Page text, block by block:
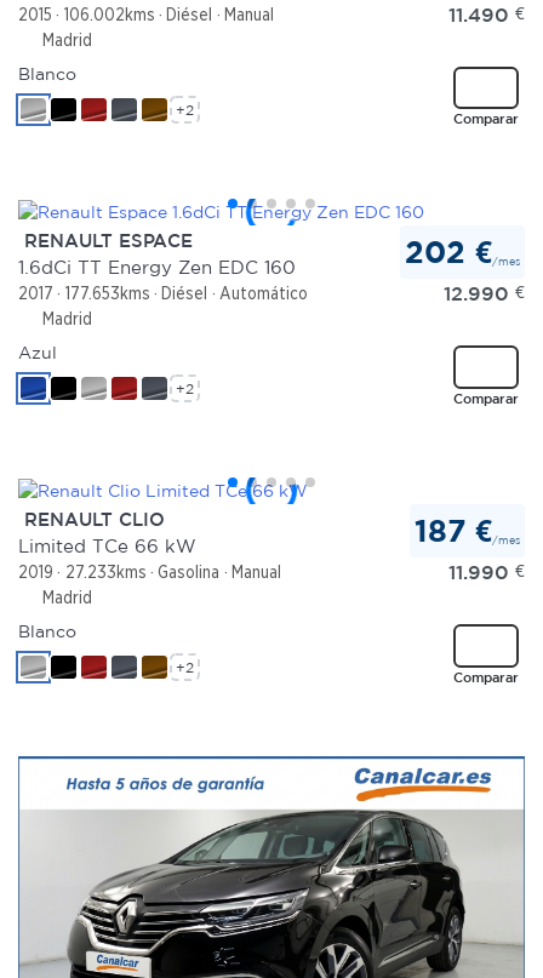
2015 106.002kms Diésel
Manual
Madrid
11.490 €
Comparar
Blanco
+2
RENAULT ESPACE
1.6dCi TT Energy Zen EDC 160
2017 177.653kms Diésel
Automático
Madrid
202 €/mes
12.990 €
Comparar
Azul
+2
RENAULT CLIO
Limited TCe 66 kW
2019 27.233kms Gasolina
Manual
Madrid
187 €/mes
11.990 €
Comparar
Blanco
+2